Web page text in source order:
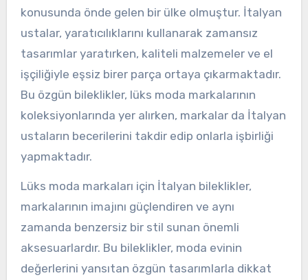
konusunda önde gelen bir ülke olmuştur. İtalyan
ustalar, yaratıcılıklarını kullanarak zamansız
tasarımlar yaratırken, kaliteli malzemeler ve el
işçiliğiyle eşsiz birer parça ortaya çıkarmaktadır.
Bu özgün bileklikler, lüks moda markalarının
koleksiyonlarında yer alırken, markalar da İtalyan
ustaların becerilerini takdir edip onlarla işbirliği
yapmaktadır.
Lüks moda markaları için İtalyan bileklikler,
markalarının imajını güçlendiren ve aynı
zamanda benzersiz bir stil sunan önemli
aksesuarlardır. Bu bileklikler, moda evinin
değerlerini yansıtan özgün tasarımlarla dikkat